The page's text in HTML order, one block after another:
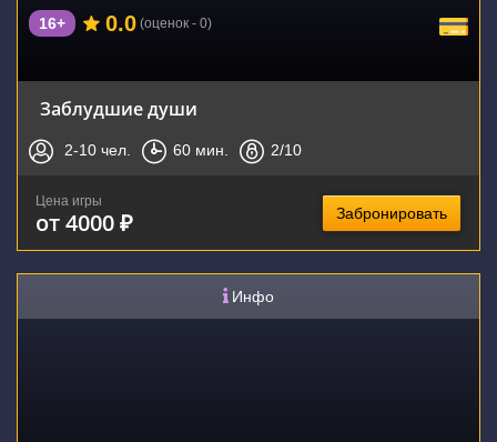
16+ 0.0 (оценок - 0)
Заблудшие души
2-10 чел. 60 мин. 2/10
Цена игры
от 4000 ₽ Забронировать
Инфо